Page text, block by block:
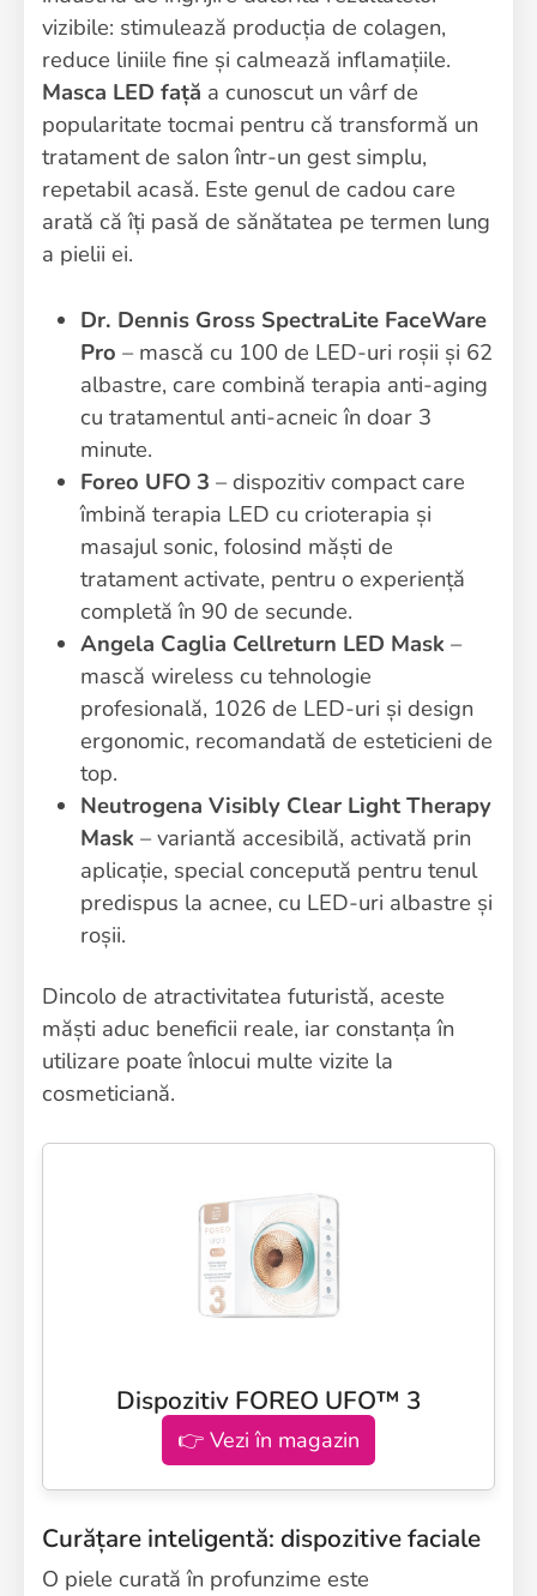
vizibile: stimulează producția de colagen,
reduce liniile fine și calmează inflamațiile.
Masca LED față a cunoscut un vârf de
popularitate tocmai pentru că transformă un
tratament de salon într-un gest simplu,
repetabil acasă. Este genul de cadou care
arată că îți pasă de sănătatea pe termen lung
a pielii ei.
Dr. Dennis Gross SpectraLite FaceWare
Pro – mască cu 100 de LED-uri roșii și 62
albastre, care combină terapia anti-aging
cu tratamentul anti-acneic în doar 3
minute.
Foreo UFO 3 – dispozitiv compact care
îmbină terapia LED cu crioterapia și
masajul sonic, folosind măști de
tratament activate, pentru o experiență
completă în 90 de secunde.
Angela Caglia Cellreturn LED Mask –
mască wireless cu tehnologie
profesională, 1026 de LED-uri și design
ergonomic, recomandată de esteticieni de
top.
Neutrogena Visibly Clear Light Therapy
Mask – variantă accesibilă, activată prin
aplicație, special concepută pentru tenul
predispus la acnee, cu LED-uri albastre și
roșii.
Dincolo de atractivitatea futuristă, aceste
măști aduc beneficii reale, iar constanța în
utilizare poate înlocui multe vizite la
cosmeticiană.
Dispozitiv FOREO UFO™ 3
👉 Vezi în magazin
Curățare inteligentă: dispozitive faciale
O piele curată în profunzime este